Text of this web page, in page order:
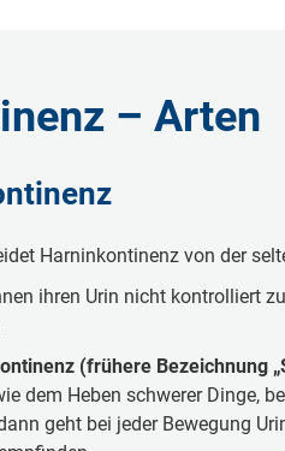
– Arten
Harninkontinenz von der
ihren Urin nicht kontrolliert
(frühere Bezeichnung
dem Heben schwerer Dinge,
geht bei jeder Bewegung